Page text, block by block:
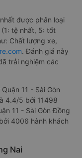
được phân loại
tệ nhất, 5: tốt
Chất lượng xe,
. Đánh giá này
trải nghiệm các
11 - Sài Gòn
4.4/5 bởi 11498
11 - Sài Gòn Đồng
4006 hành khách
Nai